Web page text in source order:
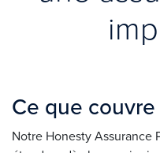
Ce que
Notre Honesty Assurance